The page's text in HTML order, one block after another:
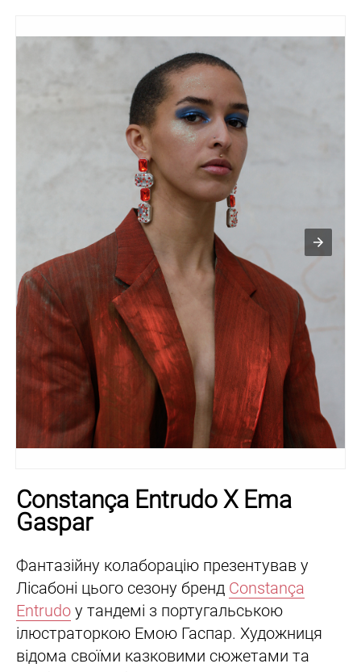
Constança Entrudo X Ema
Gaspar
Фантазійну колаборацію презентував у
Лісабоні цього сезону бренд Constança
Entrudo у тандемі з португальською
ілюстраторкою Емою Гаспар. Художниця
відома своїми казковими сюжетами та